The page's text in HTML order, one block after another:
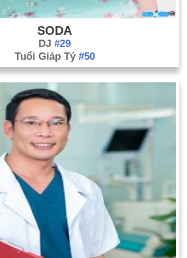
SODA
DJ #29
Tuổi Giáp Tý #50